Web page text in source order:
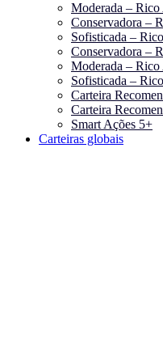
Moderada – Rico
Conservadora –
Sofisticada –
Conservadora –
Moderada –
Sofisticada –
Carteira
Carteira
Smart Ações 5+
Carteiras globais